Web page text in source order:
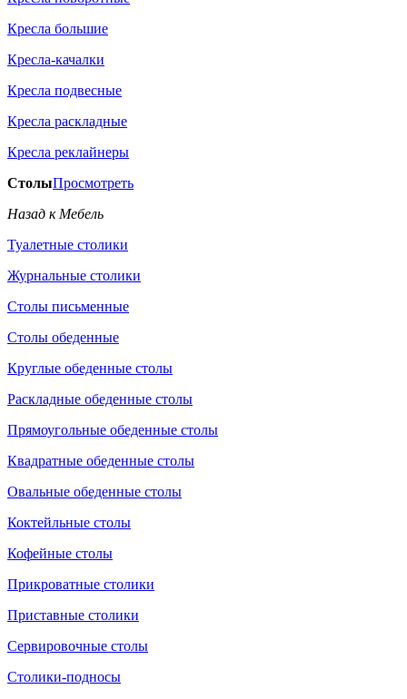
Кресла большие
Кресла-качалки
Кресла подвесные
Кресла раскладные
Кресла реклайнеры
СтолыПросмотреть
Назад к Мебель
Туалетные столики
Журнальные столики
Столы письменные
Столы обеденные
Круглые обеденные столы
Раскладные обеденные столы
Прямоугольные обеденные столы
Квадратные обеденные столы
Овальные обеденные столы
Коктейльные столы
Кофейные столы
Прикроватные столики
Приставные столики
Сервировочные столы
Столики-подносы